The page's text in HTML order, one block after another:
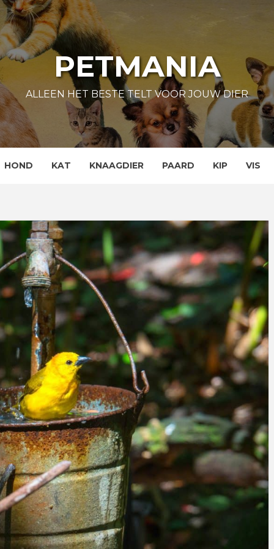
PETMANIA
ALLEEN HET BESTE TELT VOOR JOUW DIER
HOND KAT KNAAGDIER PAARD KIP VIS